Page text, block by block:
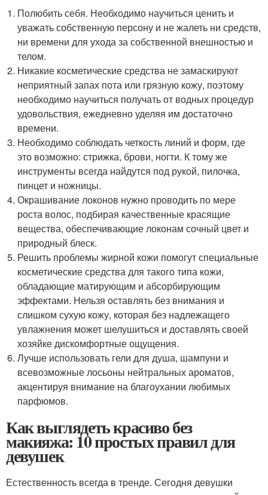
Полюбить себя. Необходимо научиться ценить и
уважать собственную персону и не жалеть ни средств,
ни времени для ухода за собственной внешностью и
телом.
Никакие косметические средства не замаскируют
неприятный запах пота или грязную кожу, поэтому
необходимо научиться получать от водных процедур
удовольствия, ежедневно уделяя им достаточно
времени.
Необходимо соблюдать четкость линий и форм, где
это возможно: стрижка, брови, ногти. К тому же
инструменты всегда найдутся под рукой, пилочка,
пинцет и ножницы.
Окрашивание локонов нужно проводить по мере
роста волос, подбирая качественные красящие
вещества, обеспечивающие локонам сочный цвет и
природный блеск.
Решить проблемы жирной кожи помогут специальные
косметические средства для такого типа кожи,
обладающие матирующим и абсорбирующим
эффектами. Нельзя оставлять без внимания и
слишком сухую кожу, которая без надлежащего
увлажнения может шелушиться и доставлять своей
хозяйке дискомфортные ощущения.
Лучше использовать гели для душа, шампуни и
всевозможные лосьоны нейтральных ароматов,
акцентируя внимание на благоухании любимых
парфюмов.
Как выглядеть красиво без
макияжа: 10 простых правил для
девушек
Естественность всегда в тренде. Сегодня девушки